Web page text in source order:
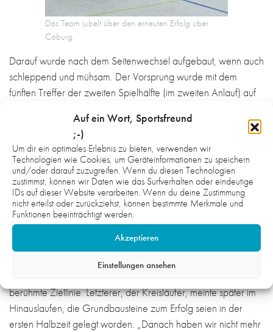
Auf ein Wort, Sportsfreund
;-)
Um dir ein optimales Erlebnis zu bieten, verwenden wir
Technologien wie Cookies, um Geräteinformationen zu speichern
und/oder darauf zuzugreifen. Wenn du diesen Technologien
zustimmst, können wir Daten wie das Surfverhalten oder eindeutige
IDs auf dieser Website verarbeiten. Wenn du deine Zustimmung
nicht erteilst oder zurückziehst, können bestimmte Merkmale und
Funktionen beeinträchtigt werden.
Akzeptieren
Einstellungen ansehen
Das Team jubelt über den erneuten Erfolg über
Coburg.
Darauf wurde nach dem Seitenwechsel aufgebaut, wenn auch
schleppend und mühsam. Der Vorsprung wurde mit dem
fünften Treffer der zweiten Spielhälfte (im zweiten Anlauf) auf
Coburgs Coach Margots Valkovskis, in Personalunion lettischer
Nationaltrainer, quittiert wurde (44.). Fünf weitere Minuten
passierte quasi überhaupt nichts, dann lochte Rechtsaußen
Jona Himmelmann zum 25:20 ein. Coburg hatte zuvor auf
Distanzwürfe gesetzt – kein Thema für die HG-Defensive.
Vielleicht freute sich das Team dann schon zu früh über den
Sieg, ließ ein paar Unachtsamkeiten mehr zu, von denen es
ohnehin ausreichend gab, und der HSC schloss noch einmal
auf (27:25/58.). Doch Manuel Ihrig, Raphael Schmitt und
berühmte Ziellinie. Letzterer, der Kreisläufer, meinte später im
Hinauslaufen, die Grundbausteine zum Erfolg seien in der
ersten Halbzeit gelegt worden. „Danach haben wir nicht mehr